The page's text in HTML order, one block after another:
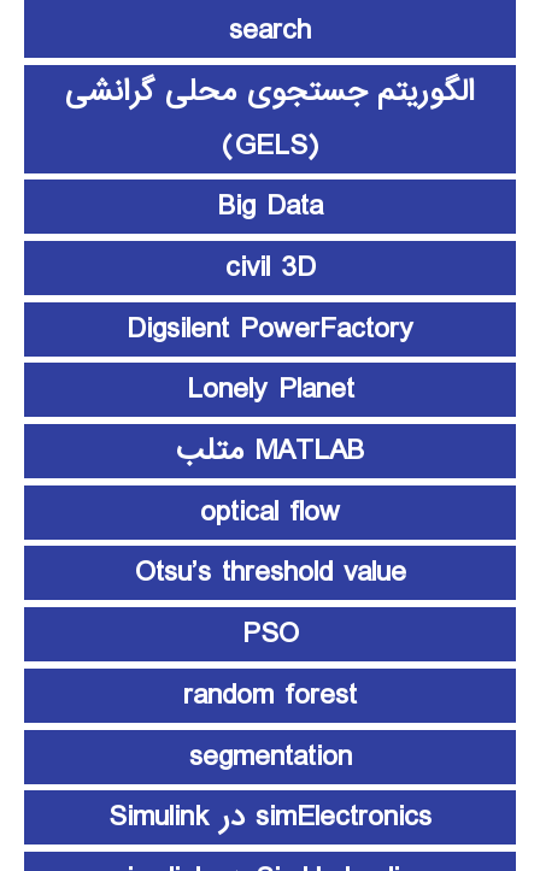
search
الگوریتم جستجوی محلی گرانشی
(GELS)
Big Data
civil 3D
Digsilent PowerFactory
Lonely Planet
MATLAB متلب
optical flow
Otsu’s threshold value
PSO
random forest
segmentation
simElectronics در Simulink